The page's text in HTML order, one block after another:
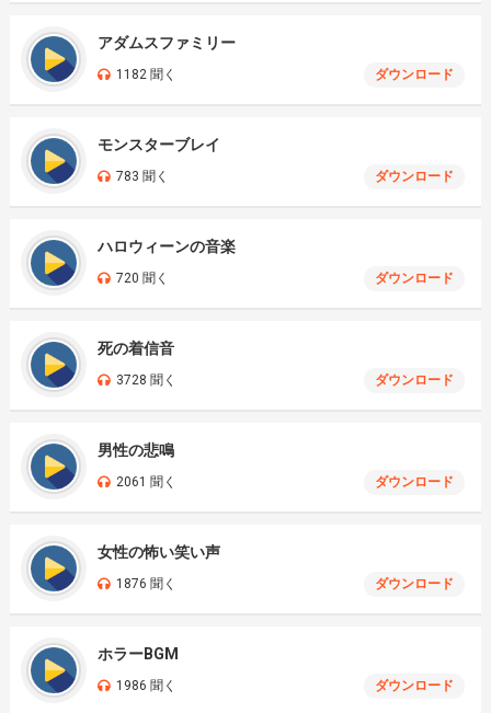
アダムスファミリー
1182 聞く ダウンロード
モンスターブレイ
783 聞く ダウンロード
ハロウィーンの音楽
720 聞く ダウンロード
死の着信音
3728 聞く ダウンロード
男性の悲鳴
2061 聞く ダウンロード
女性の怖い笑い声
1876 聞く ダウンロード
ホラーBGM
1986 聞く ダウンロード